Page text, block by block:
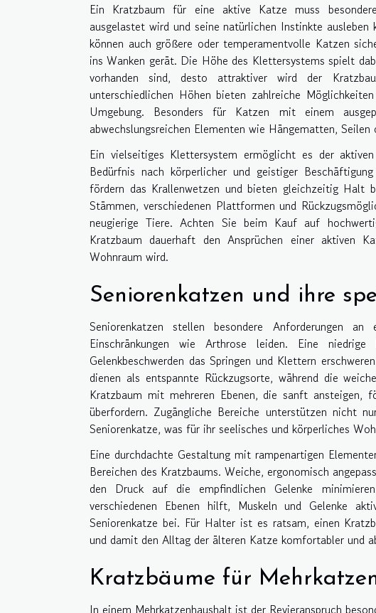
Ein Kratzbaum für eine aktive Katze muss
ausgelastet wird und seine natürlichen Instinkte
können auch größere oder temperamentvolle Katzen
ins Wanken gerät. Die Höhe des Klettersystems spielt
vorhanden sind, desto attraktiver wird der
unterschiedlichen Höhen bieten zahlreiche
Umgebung. Besonders für Katzen mit einem
abwechslungsreichen Elementen wie Hängematten,
Ein vielseitiges Klettersystem ermöglicht es der
Bedürfnis nach körperlicher und geistiger
fördern das Krallenwetzen und bieten gleichzeitig Halt
Stämmen, verschiedenen Plattformen und
neugierige Tiere. Achten Sie beim Kauf auf
Kratzbaum dauerhaft den Ansprüchen einer aktiven
Wohnraum wird.
Seniorenkatzen und ihre
Seniorenkatzen stellen besondere Anforderungen
Einschränkungen wie Arthrose leiden. Eine
Gelenkbeschwerden das Springen und Klettern
dienen als entspannte Rückzugsorte, während die
Kratzbaum mit mehreren Ebenen, die sanft ansteigen,
überfordern. Zugängliche Bereiche unterstützen nicht
Seniorenkatze, was für ihr seelisches und körperliches
Eine durchdachte Gestaltung mit rampenartigen
Bereichen des Kratzbaums. Weiche, ergonomisch
den Druck auf die empfindlichen Gelenke
verschiedenen Ebenen hilft, Muskeln und Gelenke
Seniorenkatze bei. Für Halter ist es ratsam, einen
und damit den Alltag der älteren Katze komfortabler und
Kratzbäume für
In einem Mehrkatzenhaushalt ist der Revieranspruch